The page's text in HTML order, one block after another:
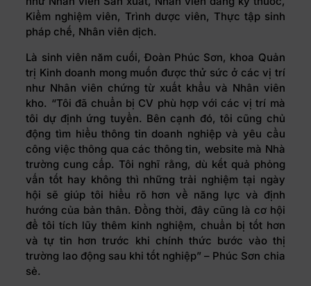
Kiểm nghiệm viên, Trình dược viên, Thực tập sinh
pháp chế, Nhân viên dịch.
Là sinh viên năm cuối, Đoàn Phúc Sơn, khoa Quản
trị Kinh doanh mong muốn được thử sức ở các vị trí
như Nhân viên chứng từ xuất khẩu và Nhân viên
kho. “Tôi đã chuẩn bị CV phù hợp với các vị trí mà
tôi dự định ứng tuyển. Bên cạnh đó, tôi cũng chủ
động tìm hiểu thông tin doanh nghiệp và yêu cầu
công việc thông qua các thông tin, website mà Nhà
trường cung cấp. Tôi nghĩ rằng, dù kết quả phỏng
vấn tốt hay không thì những trải nghiệm tại ngày
hội sẽ giúp tôi hiểu rõ hơn về năng lực và định
hướng của bản thân. Đồng thời, đây cũng là cơ hội
để tôi tích lũy thêm kinh nghiệm, chuẩn bị tốt hơn
và tự tin hơn trước khi chính thức bước vào thị
trường lao động sau khi tốt nghiệp” – Phúc Sơn chia
sẻ.